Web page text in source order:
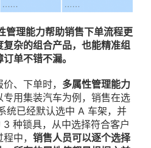
管理能力帮助销售下单流程更
杂的组合产品，也能精准组
单不错不漏。
、下单时， 多属性管理能力
专用集装汽车为例，销售在选
统已经默认选中 A 车架，并
种锁具，从中选择符合客户
中， 销售人员可以逐个选择